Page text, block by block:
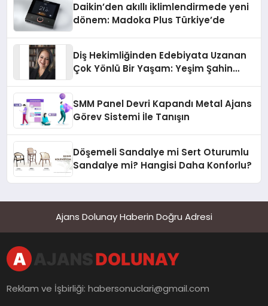
Daikin’den akıllı iklimlendirmede yeni
dönem: Madoka Plus Türkiye’de
Diş Hekimliğinden Edebiyata Uzanan
Çok Yönlü Bir Yaşam: Yeşim Şahin
SMM Panel Devri Kapandı Metal Ajans
Görev Sistemi İle Tanışın
Döşemeli Sandalye mi Sert Oturumlu
Sandalye mi? Hangisi Daha Konforlu?
Ajans Dolunay Haberin Doğru Adresi
Reklam ve İşbirliği:habersonuclari@gmail.com